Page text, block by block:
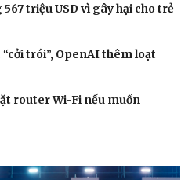
triệu USD vì gây hại cho trẻ
trói”, OpenAI thêm loạt
router Wi-Fi nếu muốn